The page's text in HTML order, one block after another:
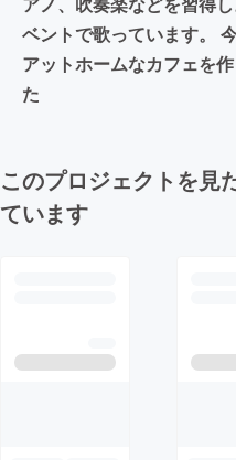
ベントで歌っています。
アットホームなカフェを
た
このプロジェクトを見
ています